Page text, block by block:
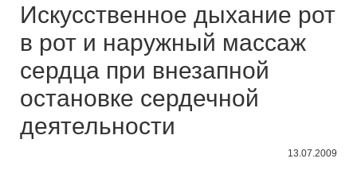
Искусственное дыхание рот
в рот и наружный массаж
сердца при внезапной
остановке сердечной
деятельности
13.07.2009